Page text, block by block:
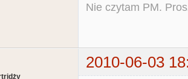
Nie czytam PM.
2010-06-03